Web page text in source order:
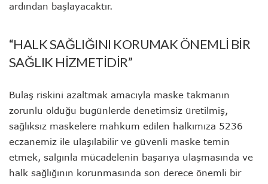
ardından başlayacaktır.
“HALK SAĞLIĞINI KORUMAK ÖNEMLİ BİR
SAĞLIK HİZMETİDİR”
Bulaş riskini azaltmak amacıyla maske takmanın
zorunlu olduğu bugünlerde denetimsiz üretilmiş,
sağlıksız maskelere mahkum edilen halkımıza 5236
eczanemiz ile ulaşılabilir ve güvenli maske temin
etmek, salgınla mücadelenin başarıya ulaşmasında ve
halk sağlığının korunmasında son derece önemli bir